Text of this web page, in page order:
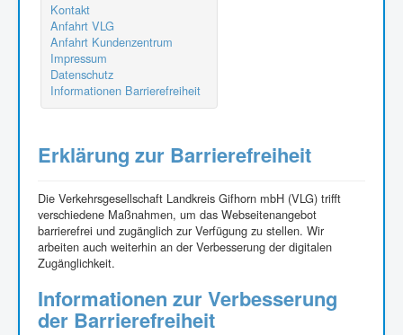
Kontakt
Anfahrt VLG
Anfahrt Kundenzentrum
Impressum
Datenschutz
Informationen Barrierefreiheit
Erklärung zur Barrierefreiheit
Die Verkehrsgesellschaft Landkreis Gifhorn mbH (VLG) trifft
verschiedene Maßnahmen, um das Webseitenangebot
barrierefrei und zugänglich zur Verfügung zu stellen. Wir
arbeiten auch weiterhin an der Verbesserung der digitalen
Zugänglichkeit.
Informationen zur Verbesserung
der Barrierefreiheit